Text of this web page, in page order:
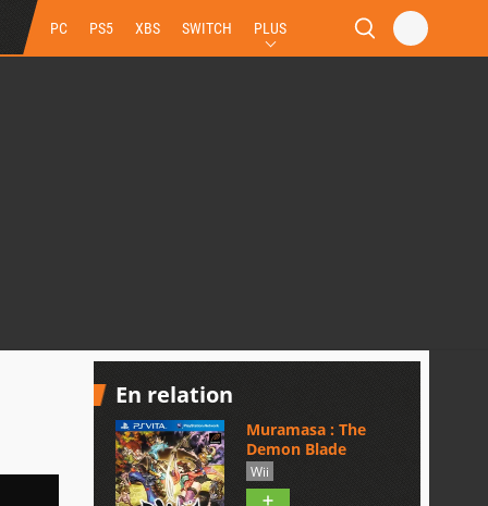
PC PS5 XBS SWITCH PLUS
En relation
Muramasa : The
Demon Blade
Wii